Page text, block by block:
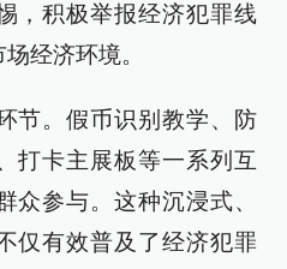
，积极举报经济犯罪线
经济环境。
节。假币识别教学、防
打卡主展板等一系列互
众参与。这种沉浸式、
仅有效普及了经济犯罪